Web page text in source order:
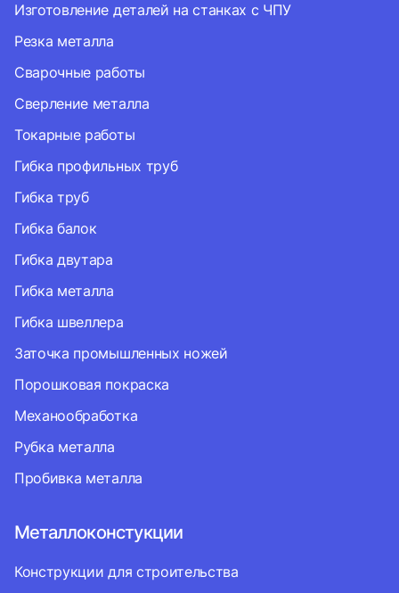
Изготовление деталей на станках с ЧПУ
Резка металла
Сварочные работы
Сверление металла
Токарные работы
Гибка профильных труб
Гибка труб
Гибка балок
Гибка двутара
Гибка металла
Гибка швеллера
Заточка промышленных ножей
Порошковая покраска
Механообработка
Рубка металла
Пробивка металла
Металлоконстукции
Конструкции для строительства